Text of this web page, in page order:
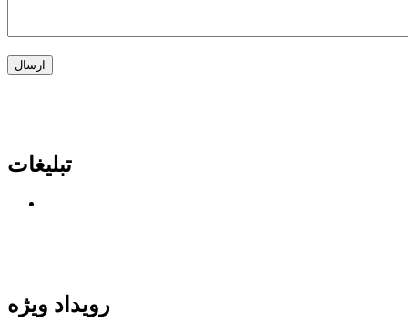
تبلیغات
رویداد ویژه